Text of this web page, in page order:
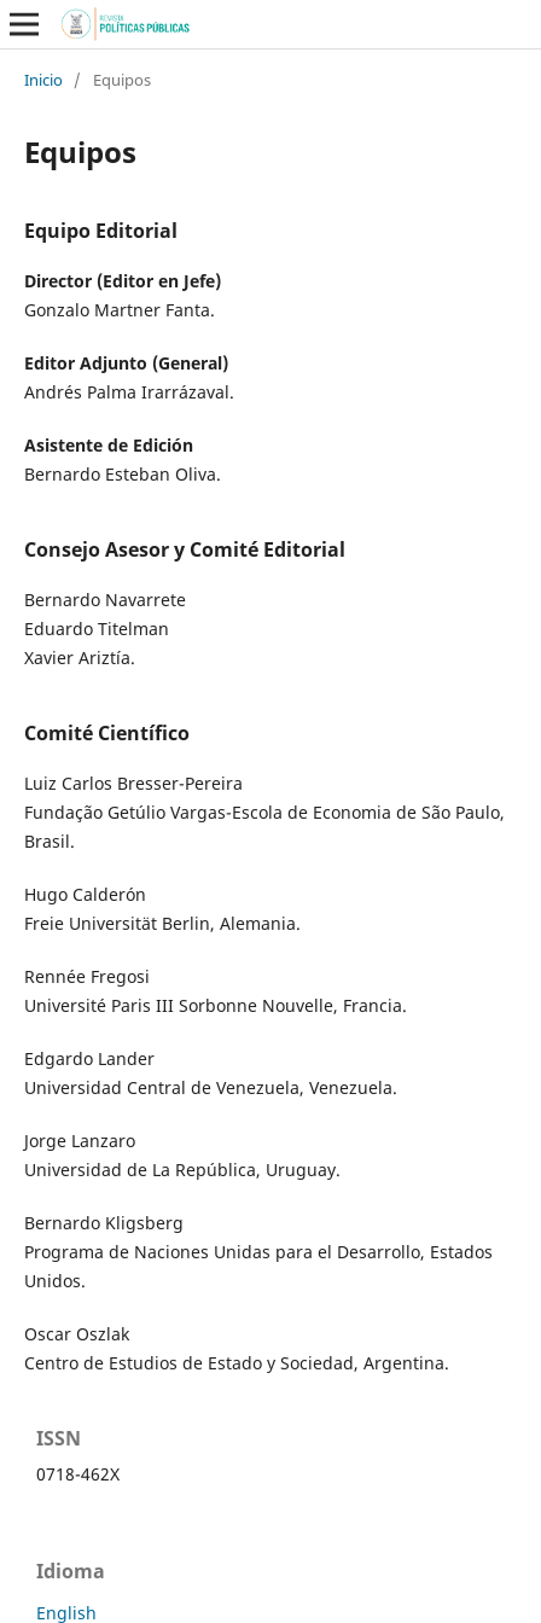
Inicio / Equipos
Equipos
Equipo Editorial
Director (Editor en Jefe)
Gonzalo Martner Fanta.
Editor Adjunto (General)
Andrés Palma Irarrázaval.
Asistente de Edición
Bernardo Esteban Oliva.
Consejo Asesor y Comité Editorial
Bernardo Navarrete
Eduardo Titelman
Xavier Ariztía.
Comité Científico
Luiz Carlos Bresser-Pereira
Fundação Getúlio Vargas-Escola de Economia de São Paulo,
Brasil.
Hugo Calderón
Freie Universität Berlin, Alemania.
Rennée Fregosi
Université Paris III Sorbonne Nouvelle, Francia.
Edgardo Lander
Universidad Central de Venezuela, Venezuela.
Jorge Lanzaro
Universidad de La República, Uruguay.
Bernardo Kligsberg
Programa de Naciones Unidas para el Desarrollo, Estados
Unidos.
Oscar Oszlak
Centro de Estudios de Estado y Sociedad, Argentina.
ISSN
0718-462X
Idioma
English